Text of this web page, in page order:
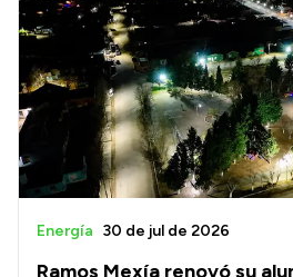
Transparencia
Presupuesto
Boletín Oficial
Compras y licitaciones
Consulta de expedientes
Ramos Mexía renovó su
Energía 30 de jul de 2026